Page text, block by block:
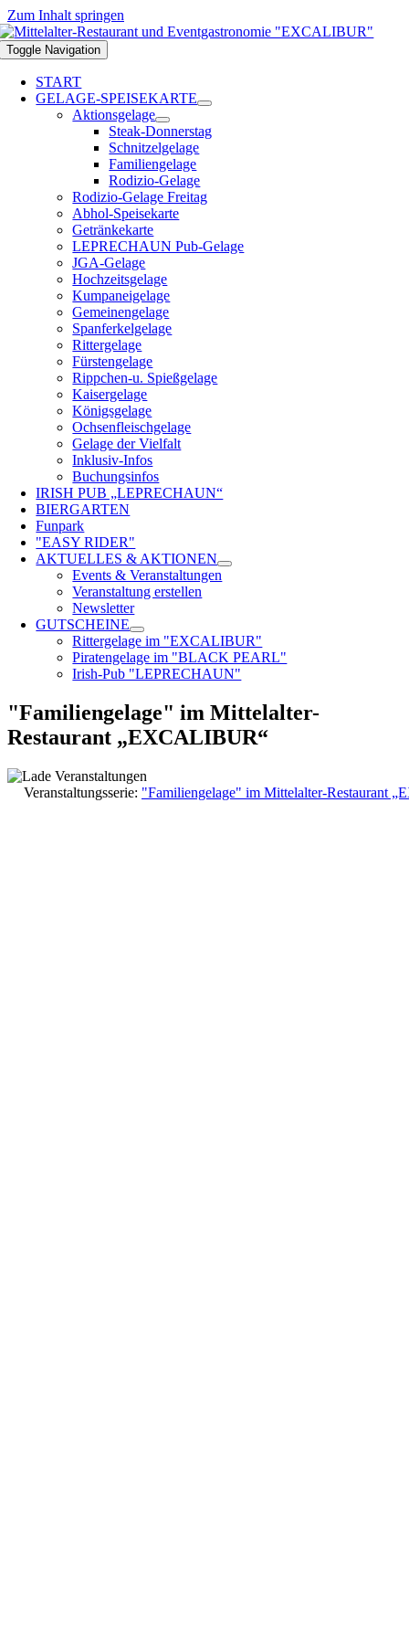
Zum Inhalt springen
Toggle Navigation
START
GELAGE-SPEISEKARTE
Aktionsgelage
Steak-Donnerstag
Schnitzelgelage
Familiengelage
Rodizio-Gelage
Rodizio-Gelage Freitag
Abhol-Speisekarte
Getränkekarte
LEPRECHAUN Pub-Gelage
JGA-Gelage
Hochzeitsgelage
Kumpaneigelage
Gemeinengelage
Spanferkelgelage
Rittergelage
Fürstengelage
Rippchen-u. Spießgelage
Kaisergelage
Königsgelage
Ochsenfleischgelage
Gelage der Vielfalt
Inklusiv-Infos
Buchungsinfos
IRISH PUB „LEPRECHAUN“
BIERGARTEN
Funpark
"EASY RIDER"
AKTUELLES & AKTIONEN
Events & Veranstaltungen
Veranstaltung erstellen
Newsletter
GUTSCHEINE
Rittergelage im "EXCALIBUR"
Piratengelage im "BLACK PEARL"
Irish-Pub "LEPRECHAUN"
"Familiengelage" im Mittelalter-
Restaurant „EXCALIBUR“
Veranstaltungsserie: "Familiengelage" im Mittelalter-Restaurant